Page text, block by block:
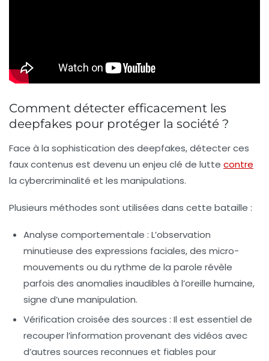
Comment détecter efficacement les
deepfakes pour protéger la société ?
Face à la sophistication des deepfakes, détecter ces
faux contenus est devenu un enjeu clé de lutte contre
la cybercriminalité et les manipulations.
Plusieurs méthodes sont utilisées dans cette bataille :
Analyse comportementale : L’observation
minutieuse des expressions faciales, des micro-
mouvements ou du rythme de la parole révèle
parfois des anomalies inaudibles à l’oreille humaine,
signe d’une manipulation.
Vérification croisée des sources : Il est essentiel de
recouper l’information provenant des vidéos avec
d’autres sources reconnues et fiables pour